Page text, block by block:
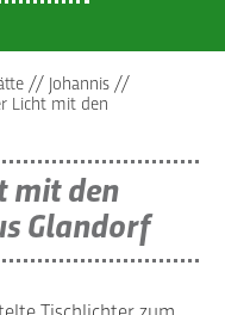
// Johannis//
Licht mit den
mit den
Glandorf